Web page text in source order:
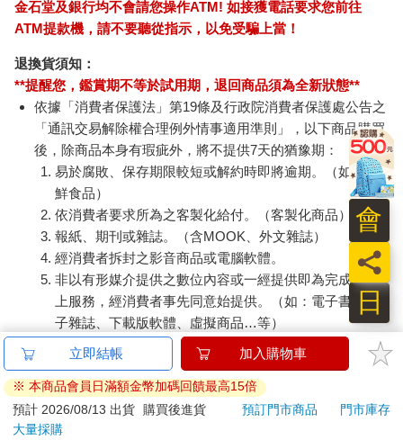
金石堂及銀行均不會請您操作ATM! 如接獲電話要求您前往
ATM提款機，請不要聽從指示，以免受騙上當！
退換貨須知：
**提醒您，鑑賞期不等於試用期，退回商品須為全新狀態**
依據「消費者保護法」第19條及行政院消費者保護處公告之
「通訊交易解除權合理例外情事適用準則」，以下商品購買
後，除商品本身有瑕疵外，將不提供7天的猶豫期：
易於腐敗、保存期限較短或解約時即將逾期。（如：生
鮮食品）
依消費者要求所為之客製化給付。（客製化商品）
報紙、期刊或雜誌。（含MOOK、外文雜誌）
經消費者拆封之影音商品或電腦軟體。
非以有形媒介提供之數位內容或一經提供即為完成之線
上服務，經消費者事先同意始提供。（如：電子書、電
子雜誌、下載版軟體、虛擬商品…等）
已拆封之個人衛生用品。（如：內衣褲、刮鬍刀、除毛
若非上列種類商品，均享有到貨7天的猶豫期（含例假
日）。
辦理退換貨時，商品（組合商品恕無法接受單獨退貨）必須
立即結帳 加入購物車
※ 本商品會員日滿額金幣加碼回饋最高15倍
預計 2026/08/13 出貨
購買後進貨 預訂門市商品
門市庫存
大量採購
日
員
會